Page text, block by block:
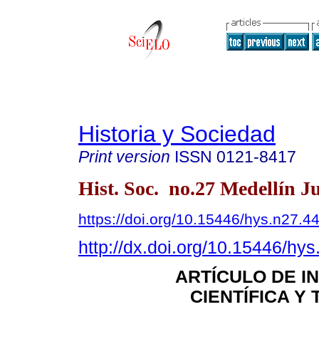
Historia y Sociedad
Print version ISSN 0121-8417
Hist. Soc. no.27 Medellín
https://doi.org/10.15446/
http://dx.doi.org/10.15446/
ARTÍCULO DE
CIENTÍFICA Y